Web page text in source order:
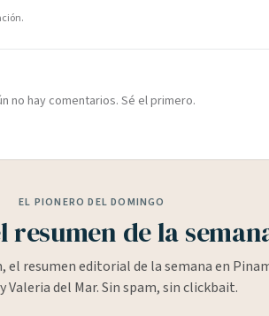
no hay comentarios. Sé el primero.
EL PIONERO DEL DOMINGO
resumen de la
el resumen editorial de la semana en
Valeria del Mar. Sin spam, sin clickbait.